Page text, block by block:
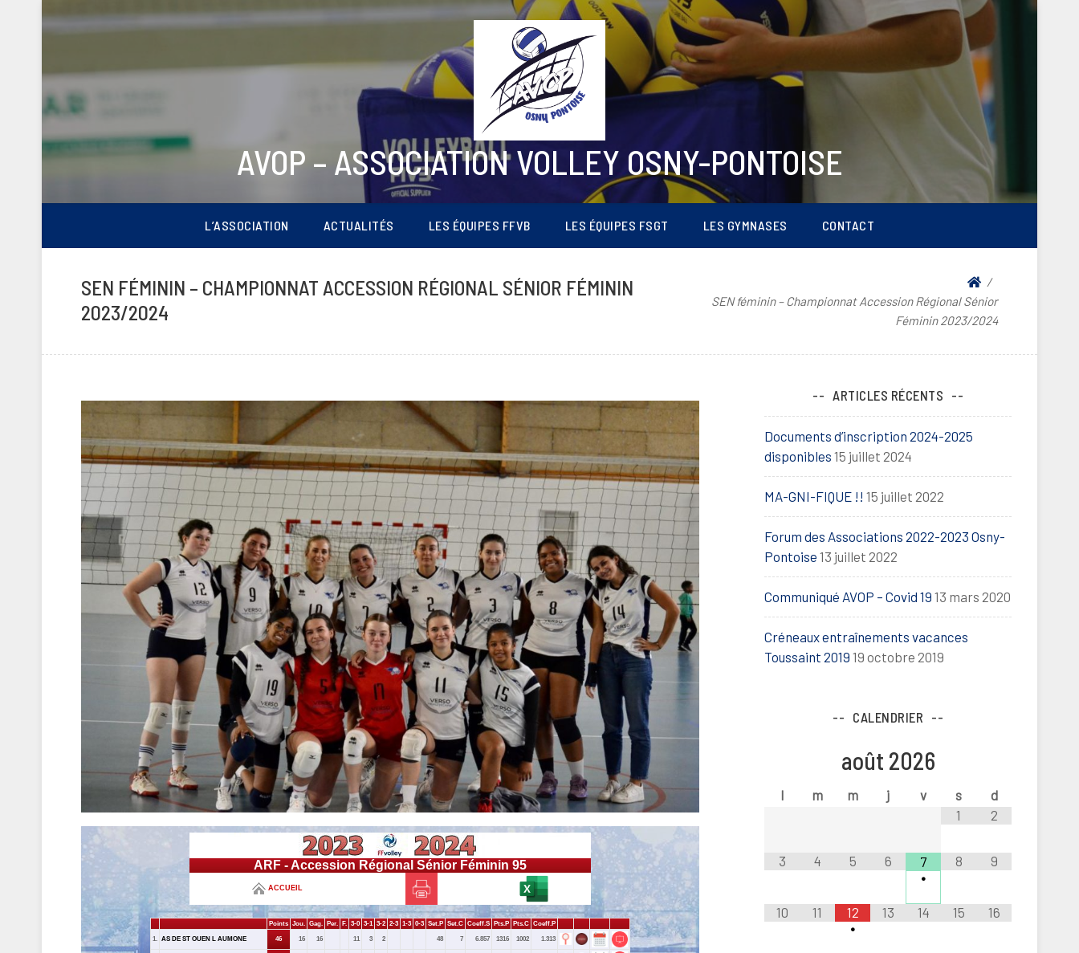
AVOP – ASSOCIATION VOLLEY OSNY-PONTOISE
L’ASSOCIATION ACTUALITÉS LES ÉQUIPES FFVB LES ÉQUIPES FSGT LES GYMNASES CONTACT
SEN FÉMININ – CHAMPIONNAT ACCESSION RÉGIONAL SÉNIOR FÉMININ
2023/2024
SEN féminin – Championnat Accession Régional Sénior
Féminin 2023/2024
ARTICLES RÉCENTS
Documents d’inscription 2024-2025
disponibles 15 juillet 2024
MA-GNI-FIQUE !! 15 juillet 2022
Forum des Associations 2022-2023 Osny-
Pontoise 13 juillet 2022
Communiqué AVOP – Covid 19 13 mars 2020
Créneaux entraînements vacances
Toussaint 2019 19 octobre 2019
CALENDRIER
août 2026
l m m j v s
d
1
2
3 4 5 6
7
•
8 9
10 11
12
•
13 14 15 16